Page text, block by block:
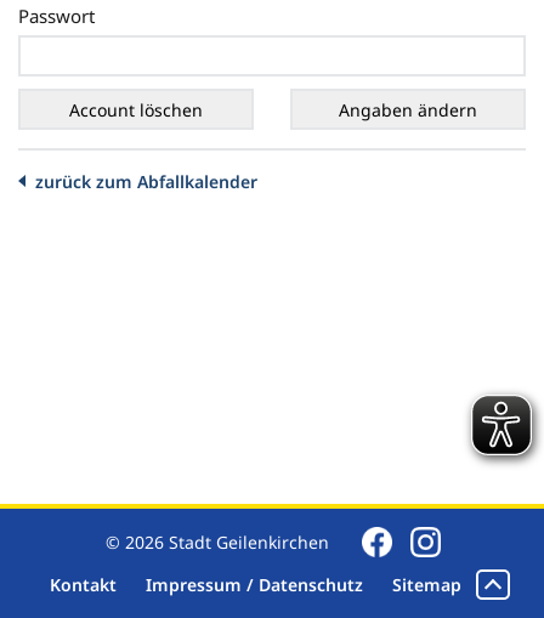
Passwort
zurück zum Abfallkalender
© 2026 Stadt Geilenkirchen
Kontakt
Impressum / Datenschutz Sitemap